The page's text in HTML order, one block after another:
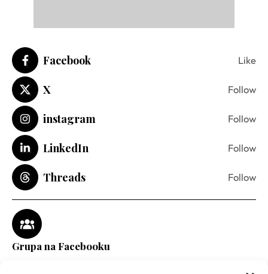
Facebook Like
X Follow
instagram Follow
LinkedIn Follow
Threads Follow
Grupa na Facebooku